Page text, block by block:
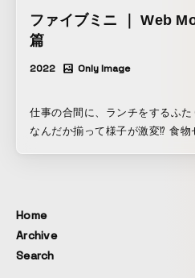
ファイブミニ ｜ Web
篇
2022 Only Image
仕事の合間に、ランチをするふた
なんだか揃って様子が激変⁉︎ 食物センイが足りていない食事
（全３篇） ついつい不足しがちな食物センイだから。 ファ
イブミニで、気分すっきり。セン
Home
Archive
Search